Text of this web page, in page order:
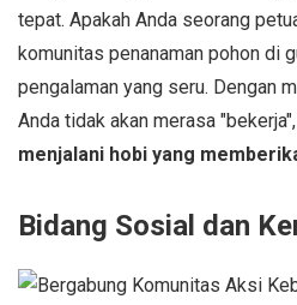
tepat. Apakah Anda seorang
komunitas penanaman pohon di
pengalaman yang seru. Dengan
Anda tidak akan merasa
menjalani hobi yang
Bidang Sosial dan